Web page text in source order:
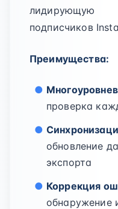
лидирующую
подписчиков
Преимущества:
проверка
обновление
экспорта
Коррекция
обнаружение